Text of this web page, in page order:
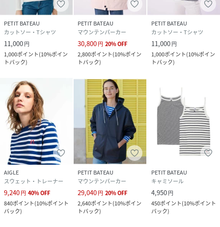
PETIT BATEAU
カットソー・Tシャツ
11,000円
1,000ポイント(10%ポイン
トバック)
PETIT BATEAU
マウンテンパーカー
30,800円 20%OFF
2,800ポイント(10%ポイン
トバック)
PETIT BATEAU
カットソー・Tシャツ
11,000円
1,000ポイント(10%ポイン
トバック)
AIGLE
スウェット・トレーナー
9,240円 40%OFF
840ポイント(10%ポイント
バック)
PETIT BATEAU
マウンテンパーカー
29,040円 20%OFF
2,640ポイント(10%ポイン
トバック)
PETIT BATEAU
キャミソール
4,950円
450ポイント(10%ポイント
バック)